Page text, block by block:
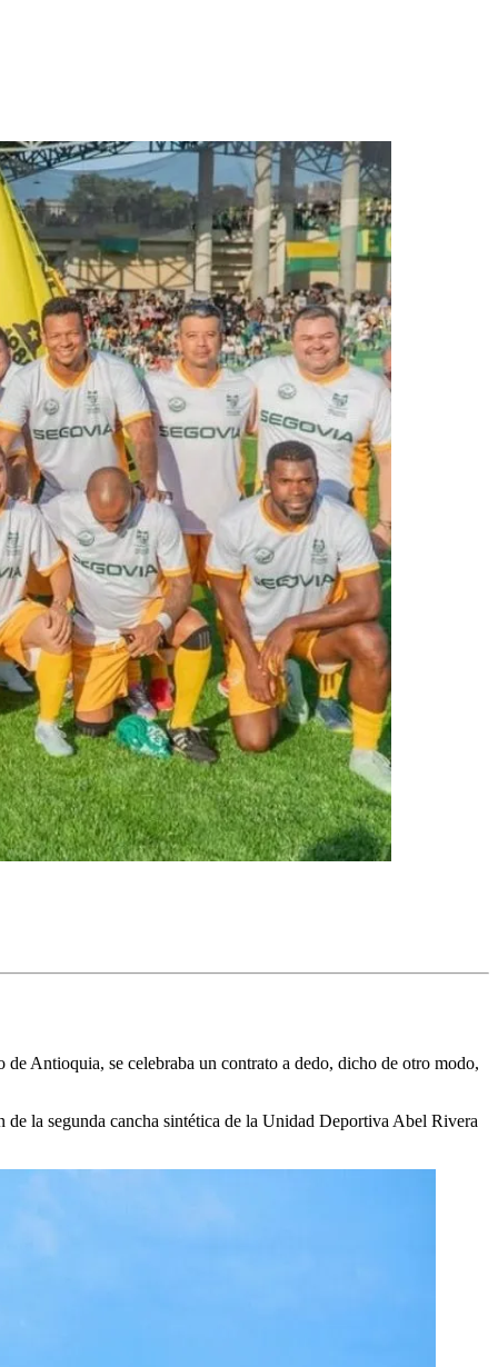
Antioquia, se celebraba un contrato a dedo, dicho de otro modo,
de la segunda cancha sintética de la Unidad Deportiva Abel Rivera